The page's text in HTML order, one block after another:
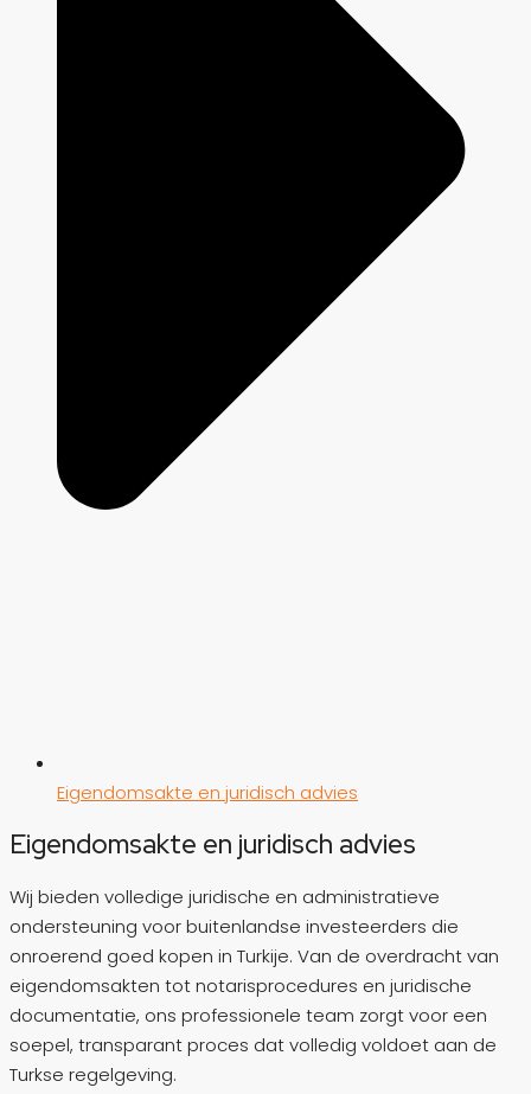
Eigendomsakte en juridisch advies
Eigendomsakte en juridisch advies
Wij bieden volledige juridische en administratieve
ondersteuning voor buitenlandse investeerders die
onroerend goed kopen in Turkije. Van de overdracht van
eigendomsakten tot notarisprocedures en juridische
documentatie, ons professionele team zorgt voor een
soepel, transparant proces dat volledig voldoet aan de
Turkse regelgeving.